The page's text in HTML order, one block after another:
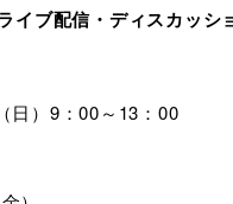
イブ配信・ディスカッシ
日）9：00～13：00